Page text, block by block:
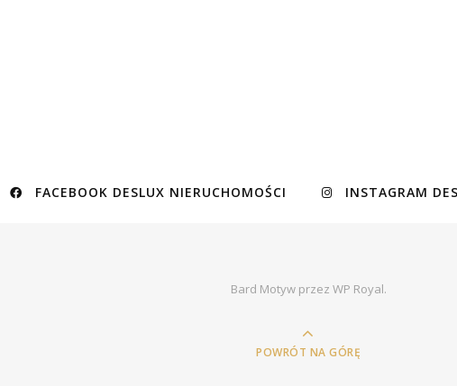
FACEBOOK DESLUX NIERUCHOMOŚCI INSTAGRAM
Bard Motyw przez WP Royal.
POWRÓT NA GÓRĘ